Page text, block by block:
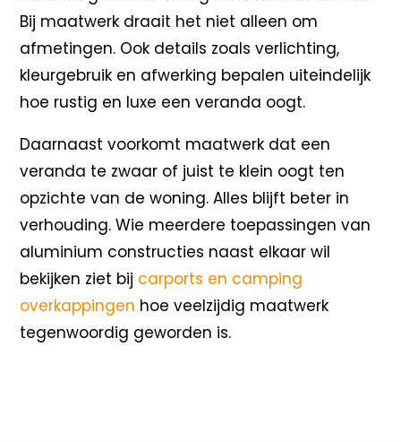
Bij maatwerk draait het niet alleen om
afmetingen. Ook details zoals verlichting,
kleurgebruik en afwerking bepalen uiteindelijk
hoe rustig en luxe een veranda oogt.
Daarnaast voorkomt maatwerk dat een
veranda te zwaar of juist te klein oogt ten
opzichte van de woning. Alles blijft beter in
verhouding. Wie meerdere toepassingen van
aluminium constructies naast elkaar wil
bekijken ziet bij carports en camping
overkappingen hoe veelzijdig maatwerk
tegenwoordig geworden is.